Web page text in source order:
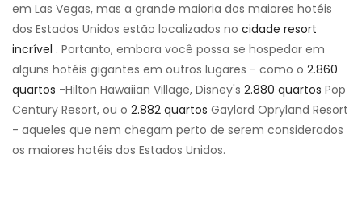
em Las Vegas, mas a grande maioria dos maiores hotéis
dos Estados Unidos estão localizados no cidade resort
incrível . Portanto, embora você possa se hospedar em
alguns hotéis gigantes em outros lugares - como o 2.860
quartos -Hilton Hawaiian Village, Disney's 2.880 quartos Pop
Century Resort, ou o 2.882 quartos Gaylord Opryland Resort
- aqueles que nem chegam perto de serem considerados
os maiores hotéis dos Estados Unidos.